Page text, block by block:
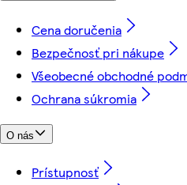
Cena doručenia
Bezpečnosť pri nákupe
Všeobecné obchodné
Ochrana súkromia
O nás
Prístupnosť